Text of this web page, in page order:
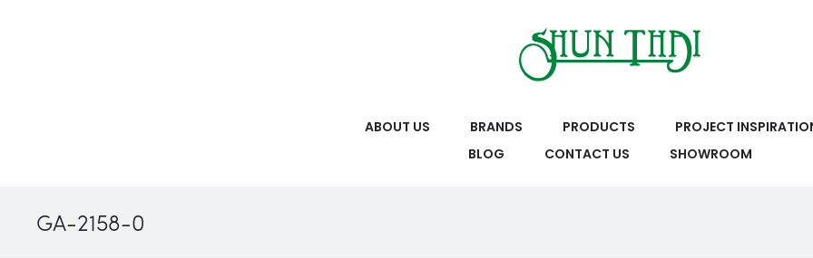
ABOUT US BRANDS PRODUCTS
PROJECT
BLOG
CONTACT US SHOWROOM
GA-2158-0